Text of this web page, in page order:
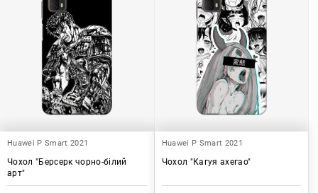
Huawei P Smart 2021
Чохол "Берсерк чорно-білий
арт"
Huawei P Smart 2021
Чохол "Кагуя ахегао"